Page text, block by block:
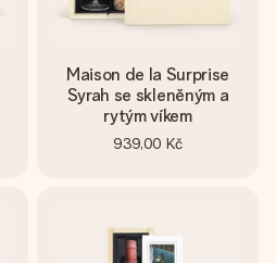
Maison de la Surprise
Syrah se skleněným a
rytým víkem
939,00 Kč